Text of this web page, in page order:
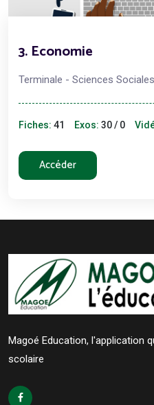
3. Economie
Terminale - Sciences Sociales
Fiches: 41 Exos: 30 / 0
Accéder
Magoé Education, l'application
scolaire